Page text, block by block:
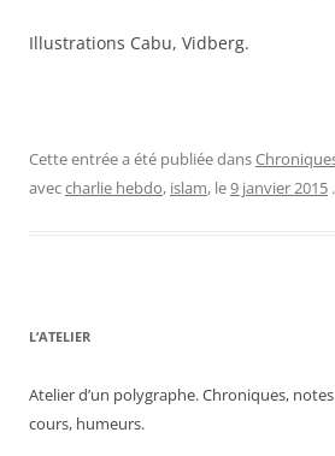
Illustrations Cabu, Vidberg.
Cette entrée a été publiée dans
aveccharlie hebdo, islam, le9 janvier 2015 .
L’ATELIER
Atelier d’un polygraphe. Chroniques,
cours, humeurs.